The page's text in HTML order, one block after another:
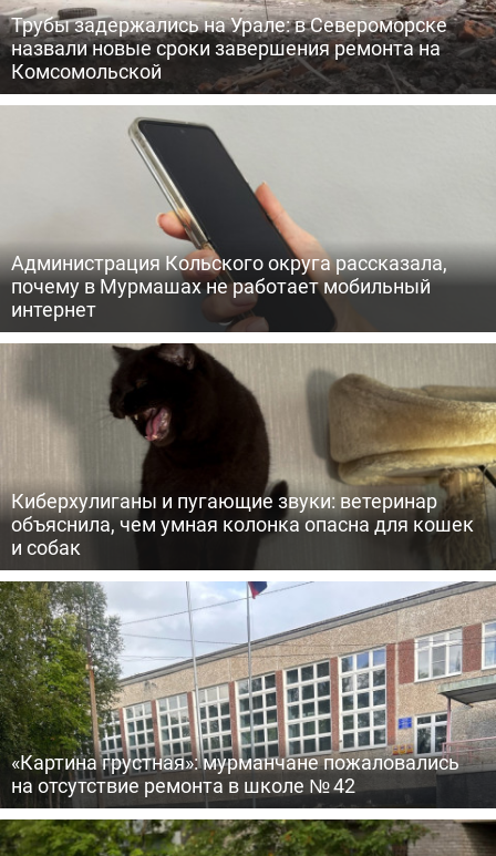
Трубы задержались на Урале: в Североморске
назвали новые сроки завершения ремонта на
Комсомольской
Администрация Кольского округа рассказала,
почему в Мурмашах не работает мобильный
интернет
Киберхулиганы и пугающие звуки: ветеринар
объяснила, чем умная колонка опасна для кошек
и собак
«Картина грустная»: мурманчане пожаловались
на отсутствие ремонта в школе № 42